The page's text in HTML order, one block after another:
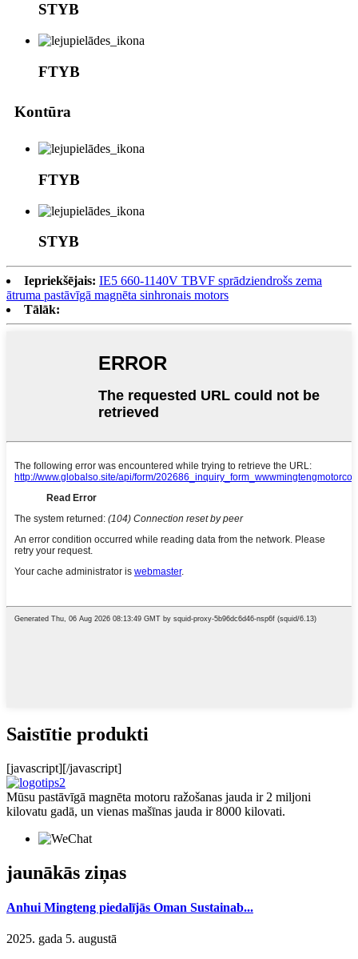
STYB
FTYB
Kontūra
FTYB
STYB
Iepriekšējais: IE5 660-1140V TBVF sprādziendrošs zema
ātruma pastāvīgā magnēta sinhronais motors
Tālāk:
Saistītie produkti
[javascript][/javascript]
Mūsu pastāvīgā magnēta motoru ražošanas jauda ir 2 miljoni
kilovatu gadā, un vienas mašīnas jauda ir 8000 kilovati.
jaunākās ziņas
Anhui Mingteng piedalījās Oman Sustainab...
2025. gada 5. augustā